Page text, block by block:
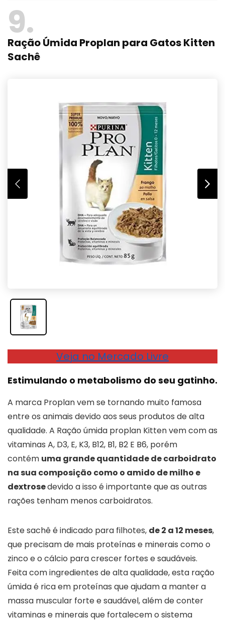
9
Ração Úmida Proplan para Gatos Kitten
Sachê
Veja no Mercado Livre
Estimulando o metabolismo do seu gatinho.
A marca Proplan vem se tornando muito famosa
entre os animais devido aos seus produtos de alta
qualidade. A Ração úmida proplan Kitten vem com as
vitaminas A, D3, E, K3, B12, B1, B2 E B6, porém
contém uma grande quantidade de carboidrato
na sua composição como o amido de milho e
dextrosedevido a isso é importante que as outras
rações tenham menos carboidratos.
Este sachê é indicado para filhotes, de 2 a 12 meses,
que precisam de mais proteínas e minerais como o
zinco e o cálcio para crescer fortes e saudáveis.
Feita com ingredientes de alta qualidade, esta ração
úmida é rica em proteínas que ajudam a manter a
massa muscular forte e saudável, além de conter
vitaminas e minerais que fortalecem o sistema